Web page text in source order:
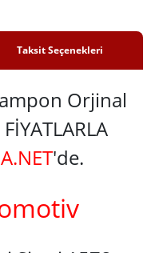
Taksit Seçenekleri
Orjinal
'de.